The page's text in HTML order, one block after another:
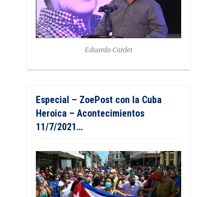
Eduardo Cardet
Especial – ZoePost con la Cuba
Heroica – Acontecimientos
11/7/2021…